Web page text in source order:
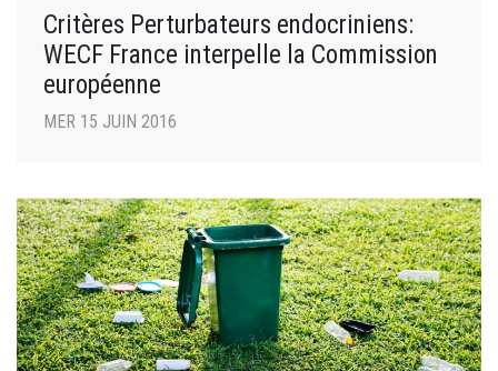
Critères Perturbateurs endocriniens:
WECF France interpelle la Commission
européenne
MER 15 JUIN 2016